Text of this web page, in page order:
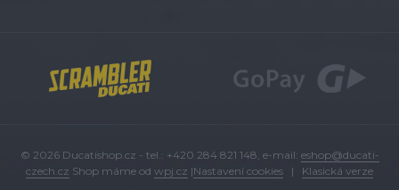
© 2026 Ducatishop.cz - tel.: +420 284 821 148, e-mail: eshop@ducati-
czech.cz Shop máme od wpj.cz |Nastavení cookies | Klasická verze